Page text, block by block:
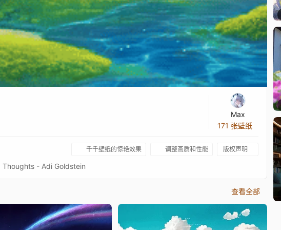
Max
171 张壁纸
千千壁纸的惊艳效果 调整画质和性能 版权声明
- Adi Goldstein
查看全部